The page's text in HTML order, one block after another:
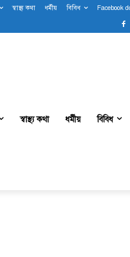
স্বাস্থ্য কথা ধর্মীয় বিবিধ Facebook
স্বাস্থ্য কথা ধর্মীয় বিবিধ